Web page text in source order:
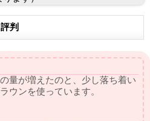
判
量が増えたのと、少し落ち着い
ウンを使っています。